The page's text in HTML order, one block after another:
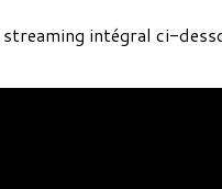
streaming intégral ci-